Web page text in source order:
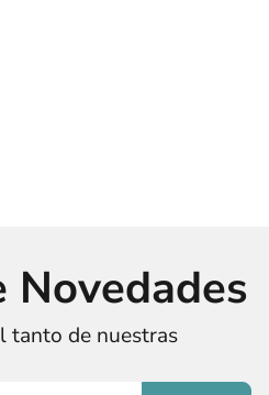
tanto de nuestras